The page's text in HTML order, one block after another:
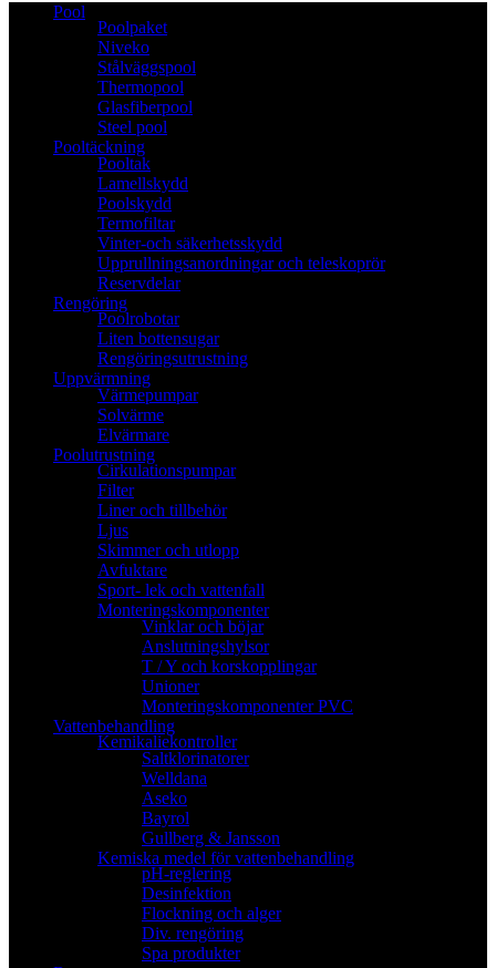
Pool
Poolpaket
Niveko
Stålväggspool
Thermopool
Glasfiberpool
Steel pool
Pooltäckning
Pooltak
Lamellskydd
Poolskydd
Termofiltar
Vinter-och säkerhetsskydd
Upprullningsanordningar och teleskoprör
Reservdelar
Rengöring
Poolrobotar
Liten bottensugar
Rengöringsutrustning
Uppvärmning
Värmepumpar
Solvärme
Elvärmare
Poolutrustning
Cirkulationspumpar
Filter
Liner och tillbehör
Ljus
Skimmer och utlopp
Avfuktare
Sport- lek och vattenfall
Monteringskomponenter
Vinklar och böjar
Anslutningshylsor
T / Y och korskopplingar
Unioner
Monteringskomponenter PVC
Vattenbehandling
Kemikaliekontroller
Saltklorinatorer
Welldana
Aseko
Bayrol
Gullberg & Jansson
Kemiska medel för vattenbehandling
pH-reglering
Desinfektion
Flockning och alger
Div. rengöring
Spa produkter